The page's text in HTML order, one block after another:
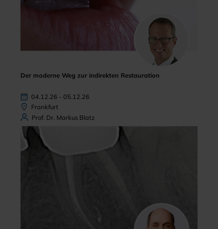
Der moderne Weg zur indirekten Restauration
04.12.26 - 05.12.26
Frankfurt
Prof. Dr. Markus Blatz